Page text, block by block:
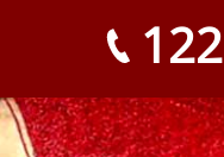
122